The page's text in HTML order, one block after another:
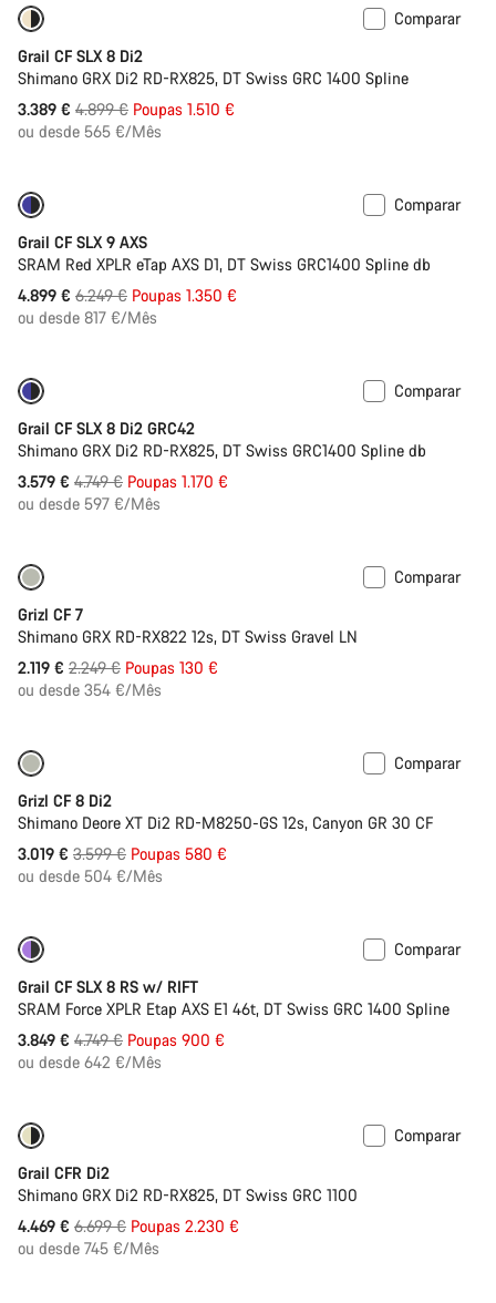
Comparar
Grail CF SLX 8 Di2
Shimano GRX Di2 RD-RX825, DT Swiss GRC 1400 Spline
3.389 € Preço
Original
4.899 € Poupas 1.510 €
ou desde 565 €/Mês
Comparar
Grail CF SLX 9 AXS
SRAM Red XPLR eTap AXS D1, DT Swiss GRC1400 Spline db
4.899 € Preço
Original
6.249 € Poupas 1.350 €
ou desde 817 €/Mês
Comparar
Grail CF SLX 8 Di2 GRC42
Shimano GRX Di2 RD-RX825, DT Swiss GRC1400 Spline db
3.579 € Preço
Original
4.749 € Poupas 1.170 €
ou desde 597 €/Mês
Comparar
Grizl CF 7
Shimano GRX RD-RX822 12s, DT Swiss Gravel LN
2.119 € Preço
Original
2.249 € Poupas 130 €
ou desde 354 €/Mês
Comparar
Grizl CF 8 Di2
Shimano Deore XT Di2 RD-M8250-GS 12s, Canyon GR 30 CF
3.019 € Preço
Original
3.599 € Poupas 580 €
ou desde 504 €/Mês
Comparar
Grail CF SLX 8 RS w/ RIFT
SRAM Force XPLR Etap AXS E1 46t, DT Swiss GRC 1400 Spline
3.849 € Preço
Original
4.749 € Poupas 900 €
ou desde 642 €/Mês
Comparar
Grail CFR Di2
Shimano GRX Di2 RD-RX825, DT Swiss GRC 1100
4.469 € Preço
Original
6.699 € Poupas 2.230 €
ou desde 745 €/Mês